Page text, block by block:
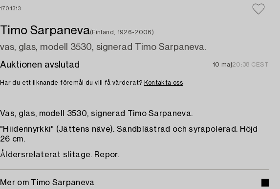
1701313
Timo Sarpaneva(Finland, 1926-2006)
vas, glas, modell 3530, signerad Timo Sarpaneva.
Auktionen avslutad
10 maj20:38 CEST
Har du ett liknande föremål du vill få värderat? Kontakta oss
Vas, glas, modell 3530, signerad Timo Sarpaneva.
"Hiidennyrkki" (Jättens näve). Sandblästrad och syrapolerad. Höjd
26 cm.
Åldersrelaterat slitage. Repor.
Mer om Timo Sarpaneva